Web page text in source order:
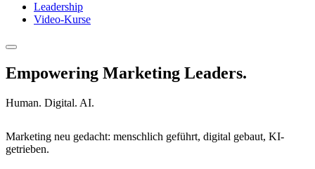
Leadership
Video-Kurse
Empowering Marketing Leaders.
Human. Digital. AI.
Marketing neu gedacht: menschlich geführt, digital gebaut, KI-
getrieben.